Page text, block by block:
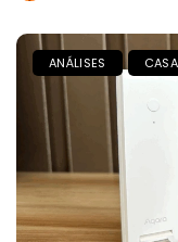
ANÁLISES